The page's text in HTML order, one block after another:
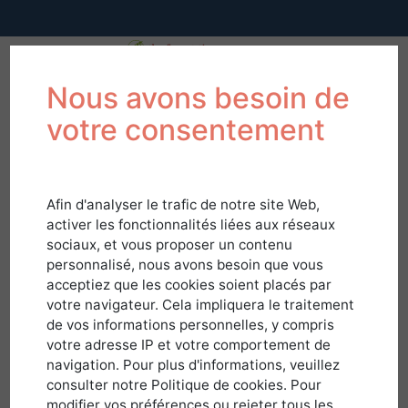
Connexion
Nous avons besoin de
votre consentement
Afin d'analyser le trafic de notre site Web,
activer les fonctionnalités liées aux réseaux
sociaux, et vous proposer un contenu
personnalisé, nous avons besoin que vous
acceptiez que les cookies soient placés par
votre navigateur. Cela impliquera le traitement
de vos informations personnelles, y compris
votre adresse IP et votre comportement de
navigation. Pour plus d'informations, veuillez
consulter notre Politique de cookies. Pour